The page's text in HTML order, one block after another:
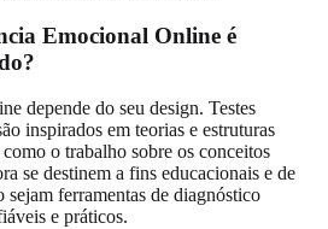
Emocional Online é
depende do seu design. Testes
inspirados em teorias e estruturas
o trabalho sobre os conceitos
se destinem a fins educacionais e de
ferramentas de diagnóstico
e práticos.